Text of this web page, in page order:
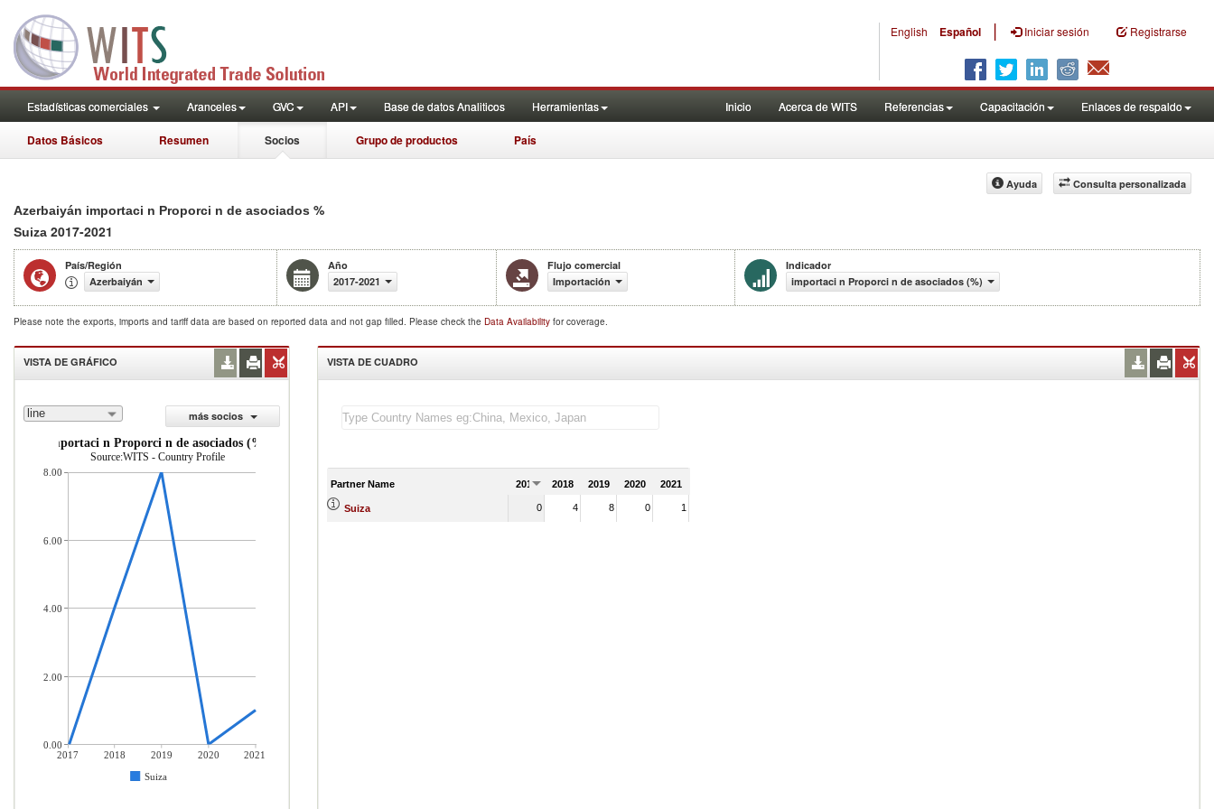
English Español | Iniciar sesión Registrarse
Estadísticas comerciales Aranceles GVC API Base de datos Analiticos Herramientas Inicio Acerca de WITS Referencias Capacitación Enlaces de respaldo
Datos Básicos Resumen Socios Grupo de productos País
Consulta personalizada
Ayuda
Azerbaiyán importaci n Proporci n de asociados %
Suiza 2017-2021
País/Región
Azerbaiyán
Año
2017-2021
Flujo comercial
Importación
Indicador
importaci n Proporci n de asociados (%)
Please note the exports, imports and tariff data are based on reported data and not gap filled. Please check the Data Availability for coverage.
VISTA DE GRÁFICO
line
más socios
importaci n Proporci n de asociados (%)
Source:WITS - Country Profile
2017 2018 2019 2020
2021
Suiza
8.00
6.00
4.00
2.00
0.00
VISTA DE CUADRO
Partner Name 2017 2018 2019 2020 2021
Suiza 0 4 8 0 1